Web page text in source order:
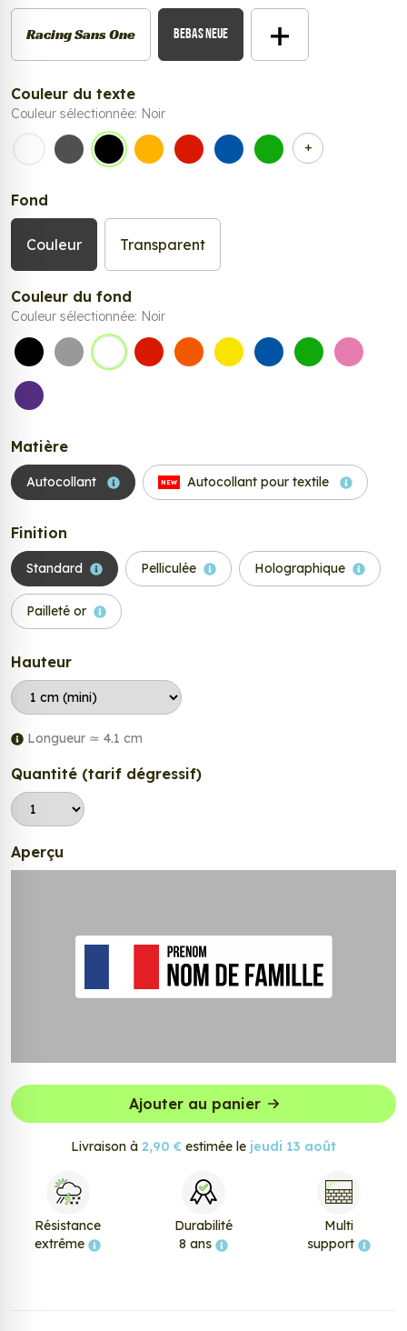
Racing Sans One Bebas Neue
Couleur du texte
Couleur sélectionnée: Noir
Blanc Gris Foncé
Noir Jaune Foncé
Rouge Bleu MoyenVert clair
+
Fond
Couleur Transparent
Couleur du fond
Couleur sélectionnée: Noir
Noir Gris Blanc Rouge Orange Jaune Bleu Vert Rose
Violet
Matière
Autocollant NEW Autocollant pour textile
Finition
Standard Pelliculée Holographique
Pailleté or
Hauteur
Longueur ≃ 4.1 cm
Quantité (tarif dégressif)
Aperçu
Ajouter au panier
Livraison à 2,90 € estimée le jeudi 13 août
Résistance
extrême
Durabilité
8 ans
Multi
support